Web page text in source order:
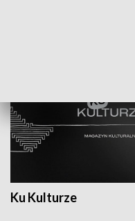
Ku Kulturze